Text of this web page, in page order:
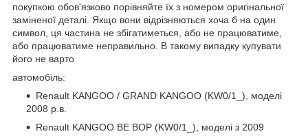
покупкою обов'язково порівняйте їх з номером оригінальної
заміненої деталі. Якщо вони відрізняються хоча б на один
символ, ця частина не збігатиметься, або не працюватиме,
або працюватиме неправильно. В такому випадку купувати
його не варто
автомобіль:
Renault KANGOO / GRAND KANGOO (KW0/1_), моделі
2008 р.в.
Renault KANGOO BE BOP (KW0/1_), моделі з 2009